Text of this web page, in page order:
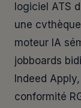
logiciel ATS
une
moteur IA
jobboards
Indeed
conformité